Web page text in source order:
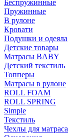
Беспружинные
Пружинные
В рулоне
Кровати
Подушки и одеяла
Детские товары
Матрасы BABY
Детский текстиль
Топперы
Матрасы в рулоне
ROLL FOAM
ROLL SPRING
Simple
Текстиль
Чехлы для матраса